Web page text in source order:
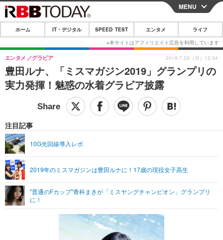
CLOSE
ホーム
IT・デジタル
IT・デジタルTOP スマートフォン
ショッピング その他
SPEED TEST
エンタメTOP 映画・ドラマ
グラビア ブログ
ショッピング その他
ライフTOP
リリース一覧
プッシュ通知の停止方法
MENU
ホーム IT・デジタル SPEED TEST エンタメ ライフ
豊田ルナ、「ミスマガジン2019」グランプリの
実力発揮！魅惑の水着グラビア披露
エンタメ グラビア
注目記事
10G光回線導入レポ
2019年のミスマガジンは豊田ルナに！17歳の現役女子高生
"普通のFカップ"青科まきが「ミスヤングチャンピオン」グランプリ
に！
2019.7.29（月）15:34